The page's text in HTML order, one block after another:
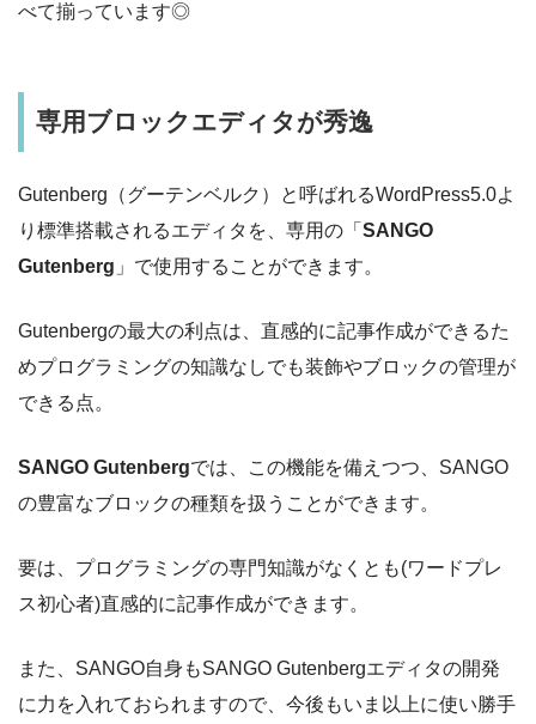
べて揃っています◎
専用ブロックエディタが秀逸
Gutenberg（グーテンベルク）と呼ばれるWordPress5.0よ
り標準搭載されるエディタを、専用の「 SANGO
Gutenberg 」で使用することができます。
Gutenbergの最大の利点は、直感的に記事作成ができるた
めプログラミングの知識なしでも装飾やブロックの管理が
できる点。
SANGO Gutenbergでは、この機能を備えつつ、SANGO
の豊富なブロックの種類を扱うことができます。
要は、プログラミングの専門知識がなくとも(ワードプレ
ス初心者)直感的に記事作成ができます。
また、SANGO自身もSANGO Gutenbergエディタの開発
に力を入れておられますので、今後もいま以上に使い勝手